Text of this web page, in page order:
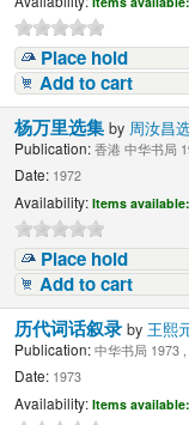
Place hold
Add to cart
杨万里选集by 周汝昌
Publication: 香港 中华书局
Date: 1972
Availability: Items available:
Place hold
Add to cart
历代词话叙录by王熙
Publication: 中华书局 1973
Date: 1973
Availability: Items available: